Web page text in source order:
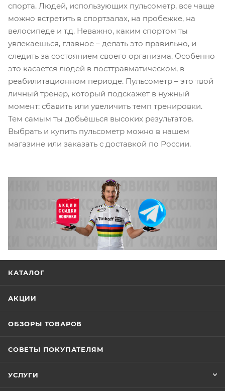
спорта. Людей, использующих пульсометр, все чаще
можно встретить в спортзалах, на пробежке, на
велосипеде и т.д. Неважно, каким спортом ты
увлекаешься, главное – делать это правильно, и
следить за состоянием своего организма. Особенно
это касается людей в посттравматическом, в
реабилитационном периоде. Пульсометр – это твой
личный тренер, который подскажет в нужный
момент: сбавить или увеличить темп тренировки.
Тем самым ты добьёшься высоких результатов.
Выбрать и купить пульсометр можно в нашем
магазине или заказать с доставкой по России.
КАТАЛОГ
АКЦИИ
ОБЗОРЫ ТОВАРОВ
СОВЕТЫ ПОКУПАТЕЛЯМ
УСЛУГИ